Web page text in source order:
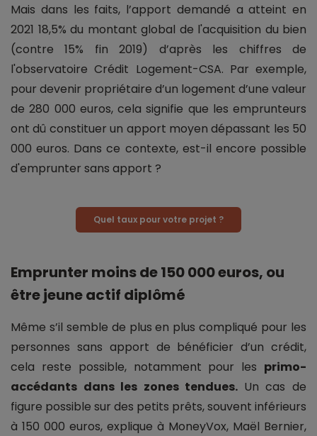
Mais dans les faits, l’apport demandé a atteint en
2021 18,5% du montant global de l'acquisition du bien
(contre 15% fin 2019) d’après les chiffres de
l'observatoire Crédit Logement-CSA. Par exemple,
pour devenir propriétaire d’un logement d’une valeur
de 280 000 euros, cela signifie que les emprunteurs
ont dû constituer un apport moyen dépassant les 50
000 euros. Dans ce contexte, est-il encore possible
d'emprunter sans apport ?
Quel taux pour votre projet ?
Emprunter moins de 150 000 euros, ou
être jeune actif diplômé
Même s’il semble de plus en plus compliqué pour les
personnes sans apport de bénéficier d’un crédit,
cela reste possible, notamment pour les primo-
accédants dans les zones tendues. Un cas de
figure possible sur des petits prêts, souvent inférieurs
à 150 000 euros, explique à MoneyVox, Maël Bernier,